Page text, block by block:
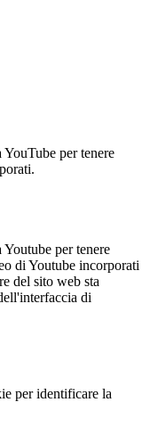
per tenere
per tenere
di Youtube incorporati
del sito web sta
di
per identificare la